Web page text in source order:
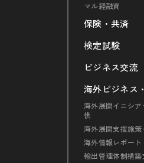
マル経融資
保険・共済
検定試験
ビジネス交流
海外ビジネス
海外展開イニシ
供
海外展開支援施策
海外情報レポート
輸出管理体制構築